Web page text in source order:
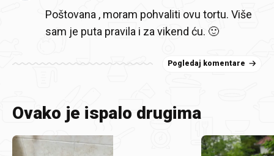
Poštovana , moram pohvaliti ovu tortu. Više
sam je puta pravila i za vikend ću. 🙂
Pogledaj komentare
Ovako je ispalo drugima